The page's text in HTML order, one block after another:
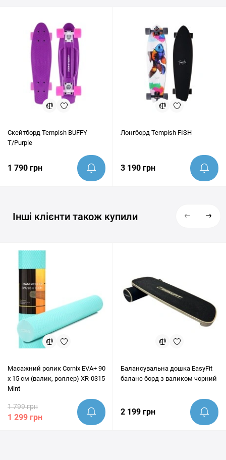
Скейтборд Tempish BUFFY
T/Purple
1 790 грн
Лонгборд Tempish FISH
3 190 грн
Інші клієнти також купили
Масажний ролик Cornix EVA+ 90
x 15 см (валик, роллер) XR-0315
Mint
1 799 грн
1 299 грн
Балансувальна дошка EasyFit
баланс борд з валиком чорний
2 199 грн